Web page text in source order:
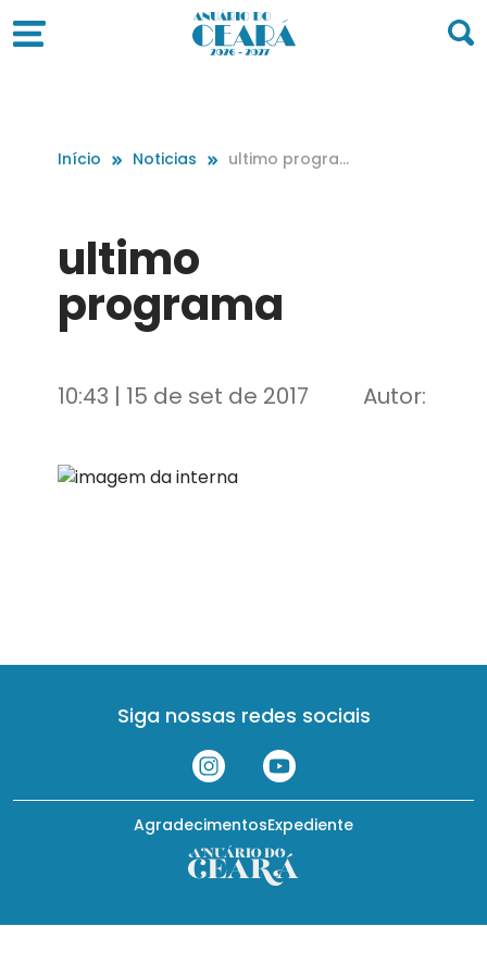
Início Noticias
ultimo progra
ultimo
programa
10:43 | 15 de set de 2017 Autor:
Siga nossas redes sociais
Expediente
Agradecimentos